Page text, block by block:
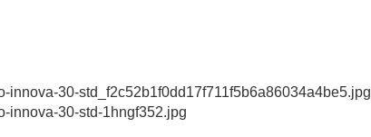
innova-30-std_f2c52b1f0dd17f711f5b6a86034a4be5.jpg
innova-30-std-1hngf352.jpg